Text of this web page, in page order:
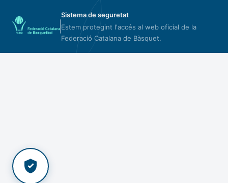
Sistema de seguretat
Estem protegint l'accés al web oficial de la
Federació Catalana de Bàsquet.